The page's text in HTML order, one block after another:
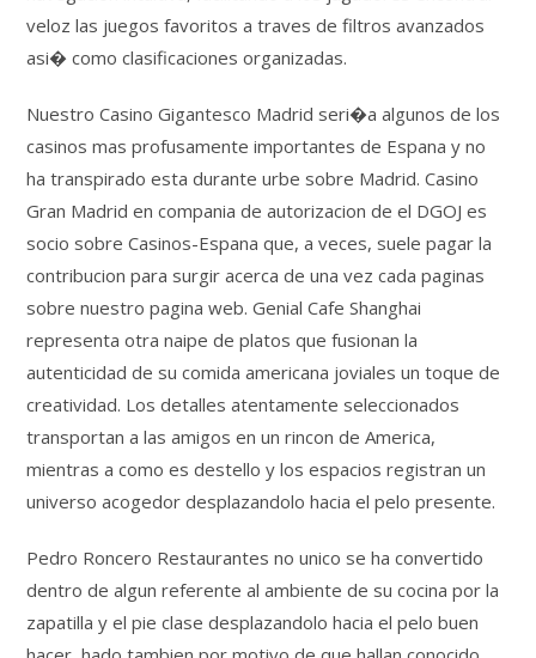
veloz las juegos favoritos a traves de filtros avanzados
asi� como clasificaciones organizadas.
Nuestro Casino Gigantesco Madrid seri�a algunos de los
casinos mas profusamente importantes de Espana y no
ha transpirado esta durante urbe sobre Madrid. Casino
Gran Madrid en compania de autorizacion de el DGOJ es
socio sobre Casinos-Espana que, a veces, suele pagar la
contribucion para surgir acerca de una vez cada paginas
sobre nuestro pagina web. Genial Cafe Shanghai
representa otra naipe de platos que fusionan la
autenticidad de su comida americana joviales un toque de
creatividad. Los detalles atentamente seleccionados
transportan a las amigos en un rincon de America,
mientras a como es destello y los espacios registran un
universo acogedor desplazandolo hacia el pelo presente.
Pedro Roncero Restaurantes no unico se ha convertido
dentro de algun referente al ambiente de su cocina por la
zapatilla y el pie clase desplazandolo hacia el pelo buen